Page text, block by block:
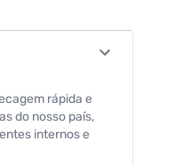
rápida e
do nosso país,
internos e